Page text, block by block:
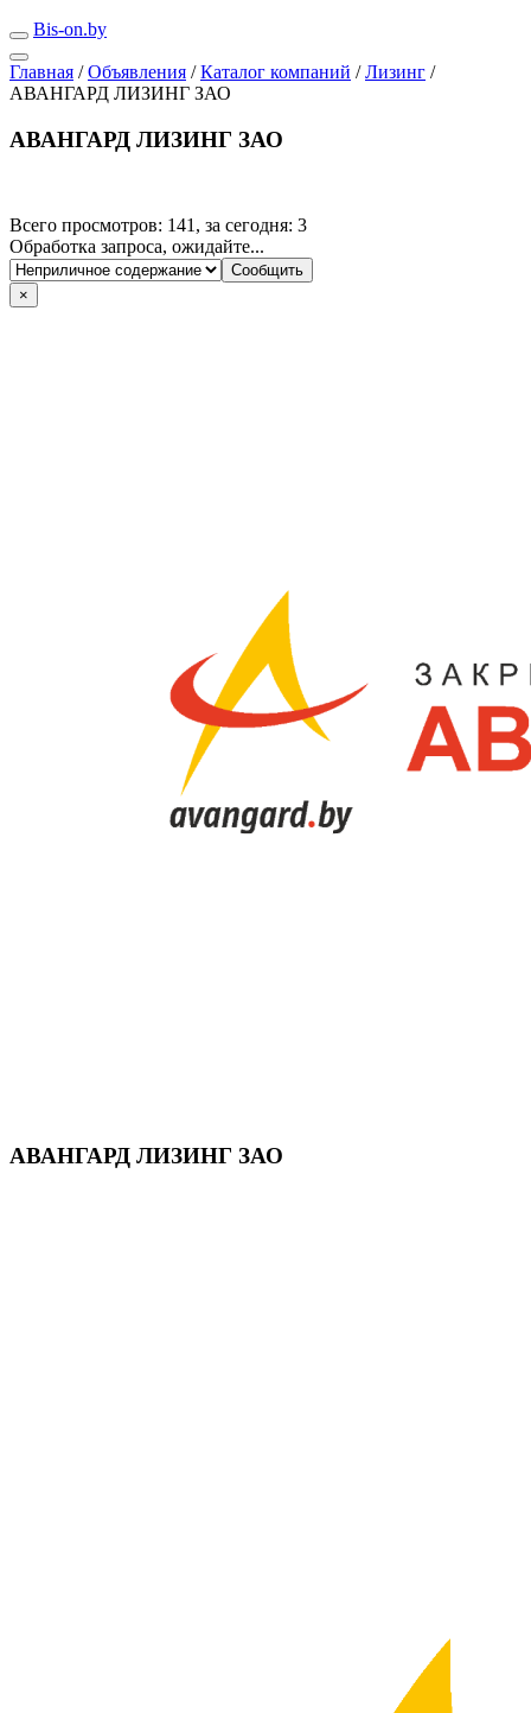
Bis-on.by
Главная / Объявления / Каталог компаний / Лизинг /
АВАНГАРД ЛИЗИНГ ЗАО
АВАНГАРД ЛИЗИНГ ЗАО
Всего просмотров: 141, за сегодня: 3
Обработка запроса, ожидайте...
×
АВАНГАРД ЛИЗИНГ ЗАО